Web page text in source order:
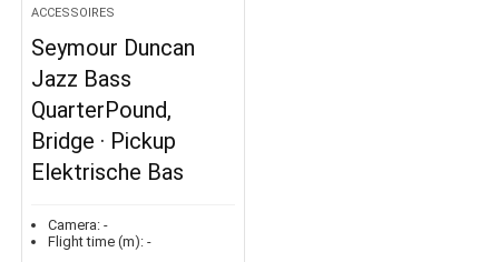
ACCESSOIRES
Seymour Duncan
Jazz Bass
QuarterPound,
Bridge · Pickup
Elektrische Bas
Camera: -
Flight time (m): -